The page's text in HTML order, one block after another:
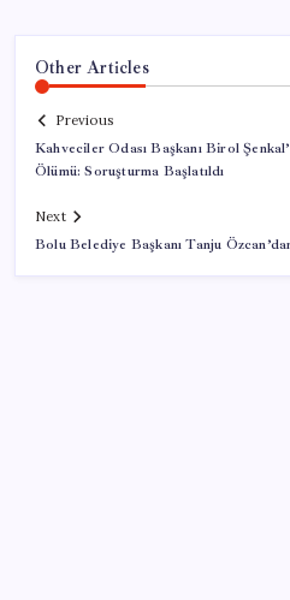
Other Articles
Previous
Kahveciler Odası Başkanı Birol
Ölümü: Soruşturma Başlatıldı
Next
Bolu Belediye Başkanı Tanju